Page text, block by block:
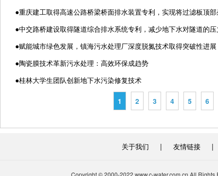
●重庆建工取得高速公路桥梁桥面排水装置专利，实现将过滤板顶
●中交路桥建设取得隧道综合排水系统专利，减少地下水对隧道的
●赋能城市绿色发展，镇海污水处理厂深度脱氮技术取得突破性进展
●陶瓷膜技术革新污水处理：高效环保成趋势
●桂林大学生团队创新地下水污染修复技术
1 2 3 4 5 6
关于我们 | 友情链接 |
Copyright © 2000-2022 www.c-water.com.cn All